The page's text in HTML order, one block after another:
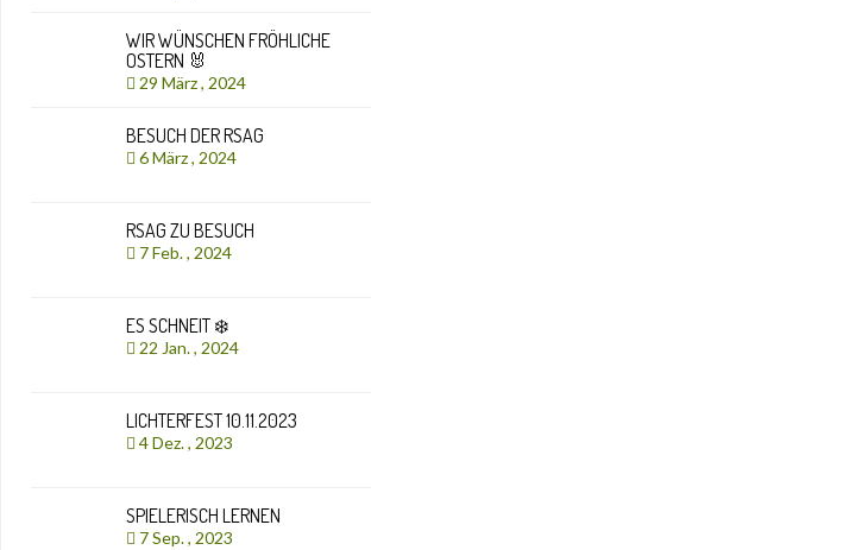
WIR WÜNSCHEN FRÖHLICHE
OSTERN 🐰
29 März , 2024
BESUCH DER RSAG
6 März , 2024
RSAG ZU BESUCH
7 Feb. , 2024
ES SCHNEIT ❄️
22 Jan. , 2024
LICHTERFEST 10.11.2023
4 Dez. , 2023
SPIELERISCH LERNEN
7 Sep. , 2023